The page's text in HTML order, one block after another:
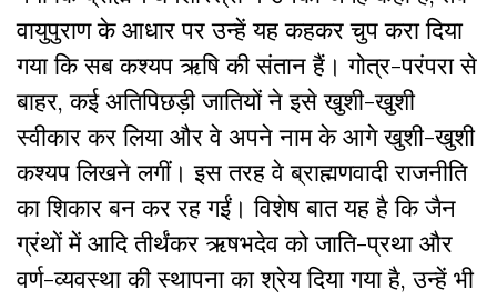
वायुपुराण के आधार पर उन्हें यह कहकर चुप करा दिया
गया कि सब कश्यप ऋषि की संतान हैं। गोत्र-परंपरा से
बाहर, कई अतिपिछड़ी जातियों ने इसे खुशी-खुशी
स्वीकार कर लिया और वे अपने नाम के आगे खुशी-खुशी
कश्यप लिखने लगीं। इस तरह वे ब्राह्मणवादी राजनीति
का शिकार बन कर रह गईं। विशेष बात यह है कि जैन
ग्रंथों में आदि तीर्थंकर ऋषभदेव को जाति-प्रथा और
वर्ण-व्यवस्था की स्थापना का श्रेय दिया गया है, उन्हें भी